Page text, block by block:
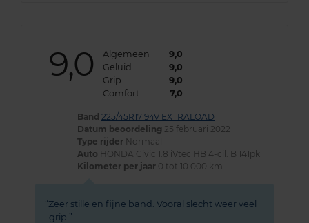
9,0 Algemeen
9,0
Geluid
9,0
Grip
9,0
Comfort
7,0
Band 225/45R17 94V EXTRALOAD
Datum beoordeling 25 februari 2022
Type rijder Normaal
Auto HONDA Civic 1.8 iVtec HB 4-cil. B 141pk
Kilometer per jaar 0 tot 10.000 km
Zeer stille en fijne band. Vooral slecht weer veel
grip.